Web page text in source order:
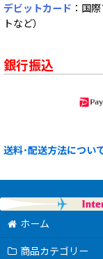
デビットカード ：国
トなど）
銀行振込
送料･配送方法につい
ホーム
商品カテゴリー